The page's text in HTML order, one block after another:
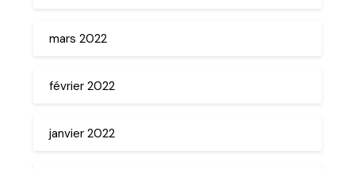
mars 2022
février 2022
janvier 2022